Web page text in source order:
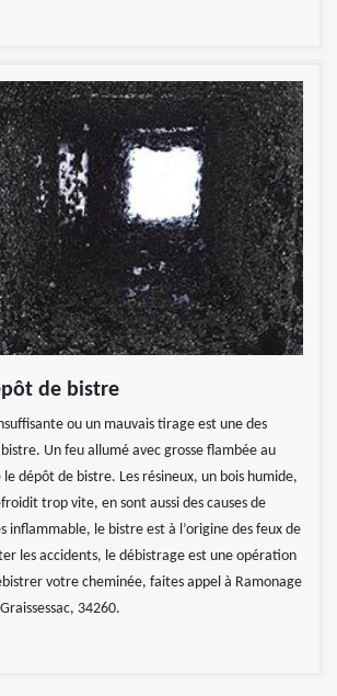
de bistre
ou un mauvais tirage est une des
Un feu allumé avec grosse flambée au
dépôt de bistre. Les résineux, un bois humide,
trop vite, en sont aussi des causes de
inflammable, le bistre est à l’origine des feux de
les accidents, le débistrage est une opération
votre cheminée, faites appel à Ramonage
34260.